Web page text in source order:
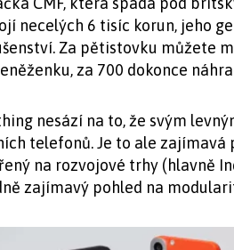
necelých 6 tisíc korun, jeho
Za pětistovku můžete
za 700 dokonce
nesází na to, že svým
telefonů. Je to ale
na rozvojové trhy (hlavně
zajímavý pohled na